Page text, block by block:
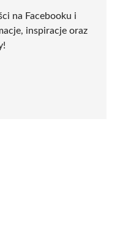
na Facebooku i
inspiracje oraz